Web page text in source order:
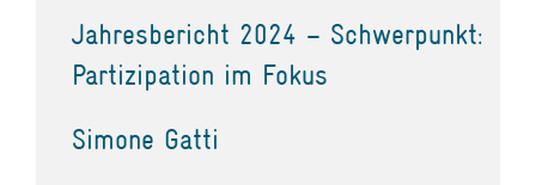
Jahresbericht 2024 – Schwerpunkt:
Partizipation im Fokus
Simone Gatti